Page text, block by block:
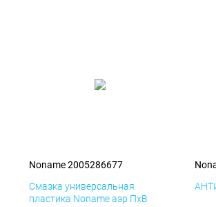
Noname 2005286677
Смазка универсальная
пластика Noname аэр ПхВ